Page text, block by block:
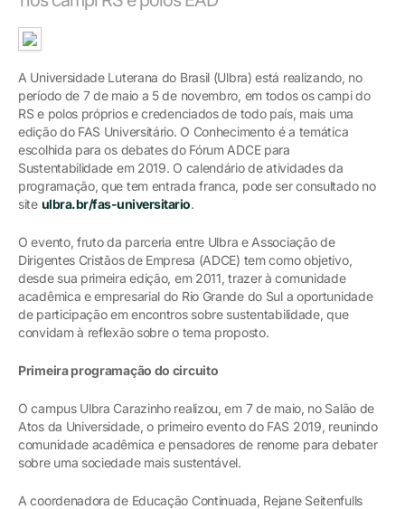
A Universidade Luterana do Brasil (Ulbra) está realizando, no
período de 7 de maio a 5 de novembro, em todos os campi do
RS e polos próprios e credenciados de todo país, mais uma
edição do FAS Universitário. O Conhecimento é a temática
escolhida para os debates do Fórum ADCE para
Sustentabilidade em 2019. O calendário de atividades da
programação, que tem entrada franca, pode ser consultado no
site ulbra.br/fas-universitario.
O evento, fruto da parceria entre Ulbra e Associação de
Dirigentes Cristãos de Empresa (ADCE) tem como objetivo,
desde sua primeira edição, em 2011, trazer à comunidade
acadêmica e empresarial do Rio Grande do Sul a oportunidade
de participação em encontros sobre sustentabilidade, que
convidam à reflexão sobre o tema proposto.
Primeira programação do circuito
O campus Ulbra Carazinho realizou, em 7 de maio, no Salão de
Atos da Universidade, o primeiro evento do FAS 2019, reunindo
comunidade acadêmica e pensadores de renome para debater
sobre uma sociedade mais sustentável.
A coordenadora de Educação Continuada, Rejane Seitenfulls